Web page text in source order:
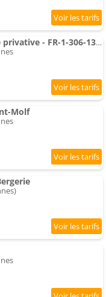
Chambre avec terrasse privative - FR-1-306-1339
Molf